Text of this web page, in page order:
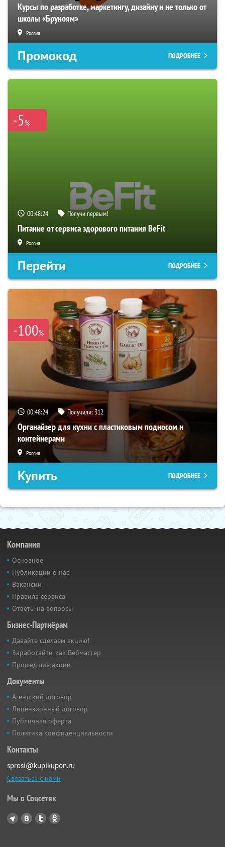
Курсы по разработке, маркетингу, дизайну и не только от
школы «Бруноям»
Россия
Промокод ПОДРОБНЕЕ
-5%
00:48:23 Получи первым!
Питание от сервиса здорового питания BeFit
Россия
Перейти ПОДРОБНЕЕ
-100%
00:48:23 Получили: 312
Органайзер для кухни с пластиковым подносом и
контейнерами
Россия
Купить ПОДРОБНЕЕ
Компания
Основное
Публикации о нас
Вакансии
Правила сервиса
Ответы на вопросы
Бизнес-Партнёрам
Давайте сделаем акцию!
Заработайте, как Вебмастер
Прошедшие акции
Документы
Агентский договор
Лицензионный договор
Публичная оферта
Политика конфиденциальности
Контакты
sprosi@kupikupon.ru
Связаться с нами
Мы в Соцсетях